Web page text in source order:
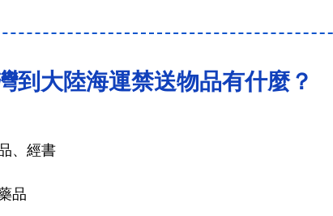
到大陸海運禁送物品有什麼？
、經書
品